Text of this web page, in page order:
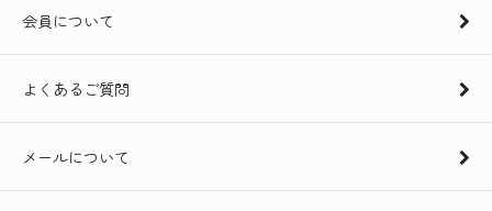
会員について
よくあるご質問
メールについて